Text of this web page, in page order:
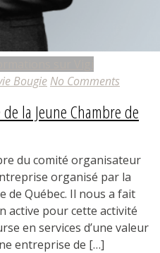
Bougie No Comments
la Jeune Chambre de
du comité organisateur
organisé par la
de Québec. Il nous a fait
active pour cette activité
en services d’une valeur
entreprise de […]